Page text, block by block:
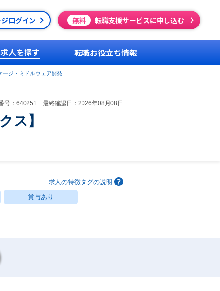
ログイン 無料 転職支援サービスに申し込む
求人を探す 転職お役立ち情報
ージ・ミドルウェア開発
号：640251 最終確認日：2026年08月08日
ス】
求人の特徴タグの説明
賞与あり